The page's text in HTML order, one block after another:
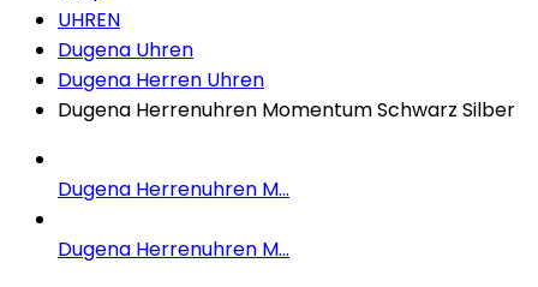
UHREN
Dugena Uhren
Dugena Herren Uhren
Dugena Herrenuhren Momentum Schwarz Silber
Dugena Herrenuhren M...
Dugena Herrenuhren M...